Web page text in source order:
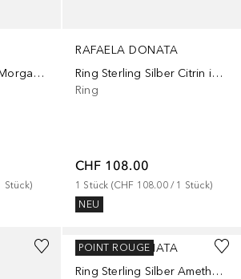
Ring Sterling Silber Morganit in Roségold
Stück)
RAFAELA DONATA
Ring Sterling Silber Citrin in Silber
Ring
CHF 108.00
1 Stück (CHF 108.00 / 1 Stück)
NEU
RAFAELA DONATA
Ring Sterling Silber Amethyst in Silber
POINT ROUGE